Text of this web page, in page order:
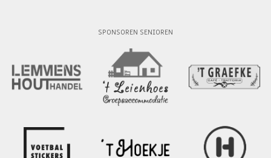
SPONSOREN SENIOREN